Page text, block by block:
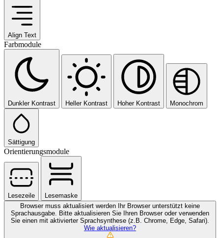
Align Text
Farbmodule
Dunkler Kontrast Heller Kontrast Hoher Kontrast Monochrom
Sättigung
Orientierungsmodule
Lesezeile
Lesemaske
Browser muss aktualisiert werden
Ihr Browser unterstützt keine
Sprachausgabe. Bitte aktualisieren Sie Ihren Browser oder verwenden
Sie einen mit aktivierter Sprachsynthese (z.B. Chrome, Edge, Safari).
Wie aktualisieren?